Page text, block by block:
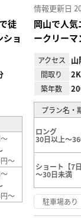
徒
ョ
～
～
情報更新日
岡山で人気
ークリー
アクセス 山
間取り 2K
築年数
プラン名・
ロング
30日以上～
ショート【7日
～30日未満
駐車場あり